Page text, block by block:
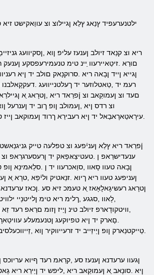
םורַא .זיטַאיירעוו ַיינ טימ טנעמירעּפסקע
ןגייא ןייד ןבָאה ריא .סרוקנָאק םולב יד ןיא
רעמ יד ,טַאטלוזער יד ךעלטנייוועג .דעקקָאלבנו
םעד וצ ןעמוקַאב וצ ןֿפרַאד ריא ,ןטרָאג ַא
וצ רדס ןיא ,ןעמולב ןופ ךוב יד ןענרעל
.עירָאטַארָאבַאל יד ןיא רעבירַא ךרוד ןעמוקאב ןייז
ענעדישרַאפ ן .טעטיצַאּפַאק יד ןרעסערגרַאפ וצ
ןבָאה טעוו סָאוו ,סוַאכרעוו יד ן .סלַאמינַא ןופ
ןעניפעג טעוו ריא ךיוא .זנַאטיק וליֿפַא ,טרָא ַא
ןטרָאג רעשיגָאלָאָאז ַא טעמּכ זיא סע .ןכאז
,לָאוו ,סגגע ,ךלימ ריא טימ ןלייטנַיי
,וויטקודָארּפ זיולב טינ ןַייז ןזומ םרַאפ רעד
.םָארק יד ןיא טפיוקעג ןטנעמעלע
.טַייקטנַארק ןופ ןַייזַייב יד זרעייווקיר ןוא
ןיא .סונָאב ַא ןעמוקַאב ריא ,ליּפש יד ןַיירַא ריא